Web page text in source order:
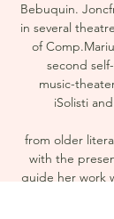
Bebuquin.
in several
of
second
music-
iSolisti
from older
with the
guide her work